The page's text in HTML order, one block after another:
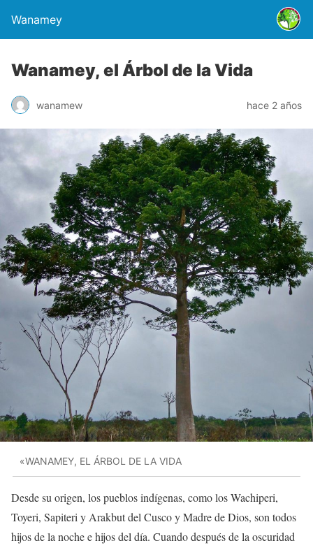
Wanamey
Wanamey, el Árbol de la Vida
wanamew hace 2 años
«WANAMEY, EL ÁRBOL DE LA VIDA
Desde su origen, los pueblos indígenas, como los Wachiperi,
Toyeri, Sapiteri y Arakbut del Cusco y Madre de Dios, son todos
hijos de la noche e hijos del día. Cuando después de la oscuridad